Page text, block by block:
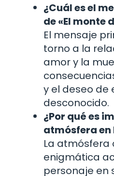
¿Cuál es el
de «El monte
El mensaje
torno a la
amor y la
y el deseo de
desconocido.
¿Por qué es
atmósfera
La atmósfera
enigmática
personaje en